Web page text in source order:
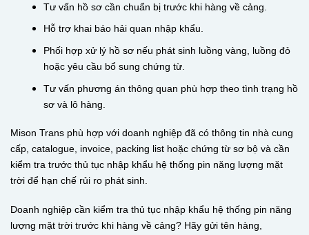
Tư vấn hồ sơ cần chuẩn bị trước khi hàng về cảng.
Hỗ trợ khai báo hải quan nhập khẩu.
Phối hợp xử lý hồ sơ nếu phát sinh luồng vàng, luồng đỏ
hoặc yêu cầu bổ sung chứng từ.
Tư vấn phương án thông quan phù hợp theo tình trạng hồ
sơ và lô hàng.
Mison Trans phù hợp với doanh nghiệp đã có thông tin nhà cung
cấp, catalogue, invoice, packing list hoặc chứng từ sơ bộ và cần
kiểm tra trước thủ tục nhập khẩu hệ thống pin năng lượng mặt
trời để hạn chế rủi ro phát sinh.
Doanh nghiệp cần kiểm tra thủ tục nhập khẩu hệ thống pin năng
lượng mặt trời trước khi hàng về cảng? Hãy gửi tên hàng,